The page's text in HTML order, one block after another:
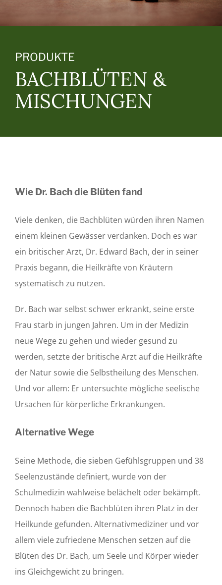
PRODUKTE
BACHBLÜTEN &
MISCHUNGEN
Wie Dr. Bach die Blüten fand
Viele denken, die Bachblüten würden ihren Namen
einem kleinen Gewässer verdanken. Doch es war
ein britischer Arzt, Dr. Edward Bach, der in seiner
Praxis begann, die Heilkräfte von Kräutern
systematisch zu nutzen.
Dr. Bach war selbst schwer erkrankt, seine erste
Frau starb in jungen Jahren. Um in der Medizin
neue Wege zu gehen und wieder gesund zu
werden, setzte der britische Arzt auf die Heilkräfte
der Natur sowie die Selbstheilung des Menschen.
Und vor allem: Er untersuchte mögliche seelische
Ursachen für körperliche Erkrankungen.
Alternative Wege
Seine Methode, die sieben Gefühlsgruppen und 38
Seelenzustände definiert, wurde von der
Schulmedizin wahlweise belächelt oder bekämpft.
Dennoch haben die Bachblüten ihren Platz in der
Heilkunde gefunden. Alternativmediziner und vor
allem viele zufriedene Menschen setzen auf die
Blüten des Dr. Bach, um Seele und Körper wieder
ins Gleichgewicht zu bringen.